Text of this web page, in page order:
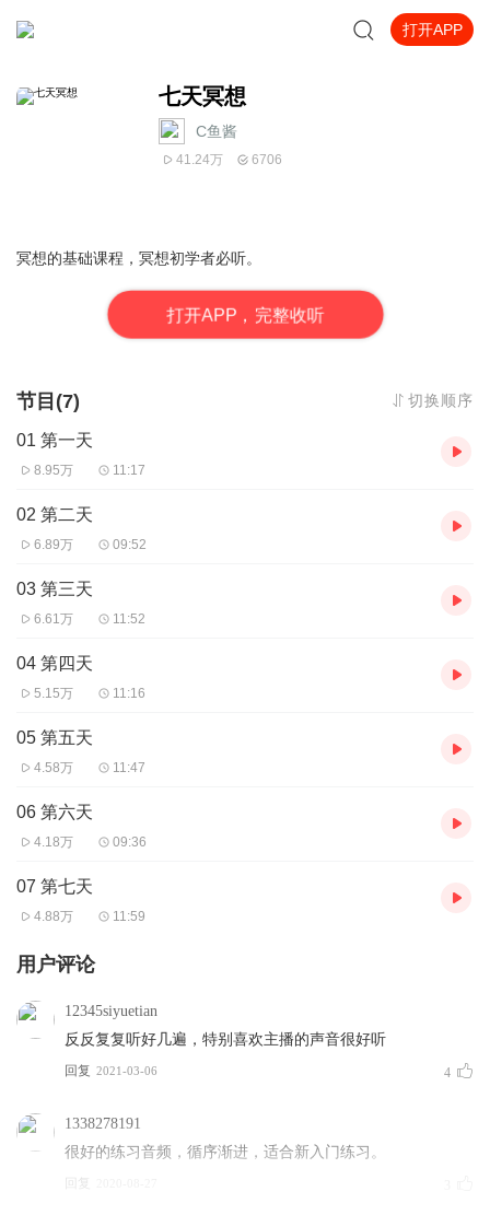
打开APP
七天冥想
C鱼酱
41.24万 6706
冥想的基础课程，冥想初学者必听。
打开APP，完整收听
节目(7) 切换顺序
01 第一天
8.95万 11:17
02 第二天
6.89万 09:52
03 第三天
6.61万 11:52
04 第四天
5.15万 11:16
05 第五天
4.58万 11:47
06 第六天
4.18万 09:36
07 第七天
4.88万 11:59
用户评论
12345siyuetian
反反复复听好几遍，特别喜欢主播的声音很好听
回复 2021-03-06 4
1338278191
很好的练习音频，循序渐进，适合新入门练习。
回复